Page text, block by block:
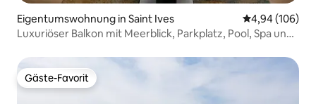
Eigentumswohnung in Saint Ives
4,94 (106)
Luxuriöser Balkon mit Meerblick, Parkplatz, Pool, Spa und
Gäste-Favorit
Gäste-Favorit